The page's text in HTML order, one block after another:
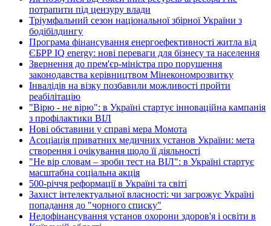
потрапити під цензуру влади
Тріумфальний сезон національної збірної України з
бодібілдингу
Програма фінансування енергоефективності житла від
ЄБРР IQ energy: нові переваги для бізнесу та населення
Звернення до прем'єр-міністра про порушення
законодавства керівництвом Мінекономрозвитку
Інвалідів на візку позбавили можливості пройти
реабілітацію
"Вірю - не вірю": в Україні стартує інноваційна кампанія
з профілактики ВІЛ
Нові обставини у справі мера Момота
Асоціація приватних медичних установ України: мета
створення і очікування щодо її діяльності
"Не вір словам – зроби тест на ВІЛ": в Україні стартує
масштабна соціальна акція
500-річчя реформації в Україні та світі
Захист інтелектуальної власності: чи загрожує Україні
попадання до "чорного списку"
Недофінансування установ охорони здоров'я і освіти в